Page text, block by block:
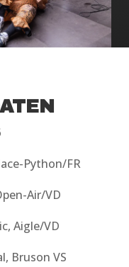
Python/FR
Air/VD
Aigle/VD
Bruson VS